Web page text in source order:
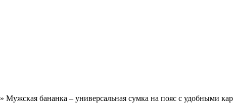
» Мужская бананка – универсальная сумка на пояс с удобными